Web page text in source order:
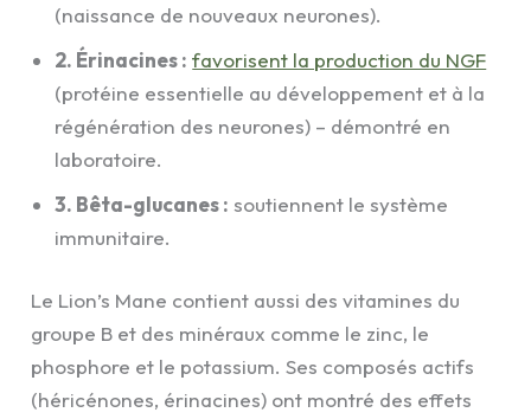
(naissance de nouveaux neurones).
2. Érinacines : favorisent la production du NGF
(protéine essentielle au développement et à la
régénération des neurones) – démontré en
laboratoire.
3. Bêta-glucanes : soutiennent le système
immunitaire.
Le Lion’s Mane contient aussi des vitamines du
groupe B et des minéraux comme le zinc, le
phosphore et le potassium. Ses composés actifs
(héricénones, érinacines) ont montré des effets